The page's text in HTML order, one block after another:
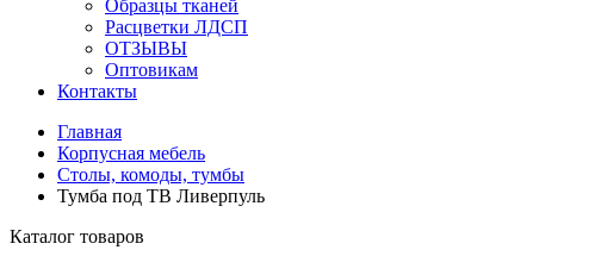
Образцы тканей
Расцветки ЛДСП
ОТЗЫВЫ
Оптовикам
Контакты
Главная
Корпусная мебель
Столы, комоды, тумбы
Тумба под ТВ Ливерпуль
Каталог товаров